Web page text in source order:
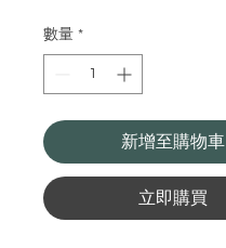
數量 *
新增至購物車
立即購買